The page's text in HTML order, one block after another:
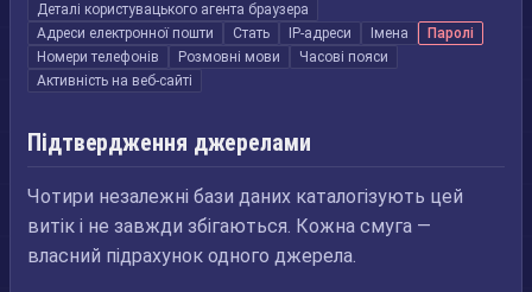
Деталі користувацького агента браузера
Адреси електронної пошти
Стать IP-адреси Імена
Паролі
Номери телефонів
Розмовні мови
Часові пояси
Активність на веб-сайті
Підтвердження джерелами
Чотири незалежні бази даних каталогізують цей
витік і не завжди збігаються. Кожна смуга —
власний підрахунок одного джерела.